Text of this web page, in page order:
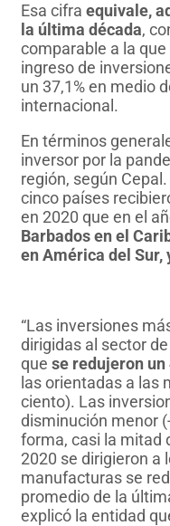
Esa cifra equivale,
la última década,
comparable a la que
ingreso de
un 37,1% en medio
internacional.
En términos
inversor por la
región, según
cinco países
en 2020 que en el
Barbados en el
en América del Sur,
“Las inversiones
dirigidas al sector
que se redujeron un
las orientadas a las
ciento). Las
disminución menor
forma, casi la mitad
2020 se dirigieron a
manufacturas se
promedio de la
explicó la entidad